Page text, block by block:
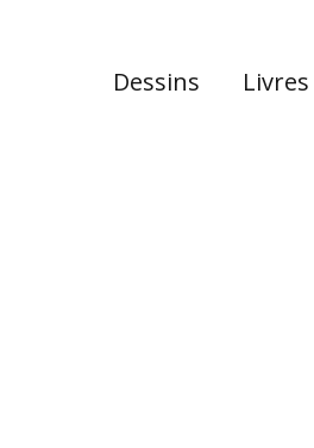
Dessins Livres